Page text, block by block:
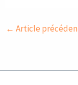
← Article